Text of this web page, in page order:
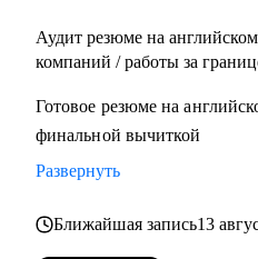
• Думает об иммиграции в
ЕВ1-А
Аудит резюме на
компаний / работы за
Готовое резюме на
финальной вычиткой
Развернуть
Ближайшая запись13